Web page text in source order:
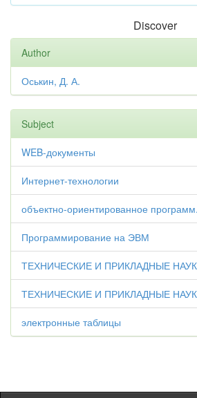
Discover
Author
Оськин, Д. А.
Subject
WEB-документы
Интернет-технологии
объектно-ориентированное
Программирование на ЭВМ
ТЕХНИЧЕСКИЕ И ПРИКЛАДНЫЕ
ТЕХНИЧЕСКИЕ И ПРИКЛАДНЫЕ
электронные таблицы